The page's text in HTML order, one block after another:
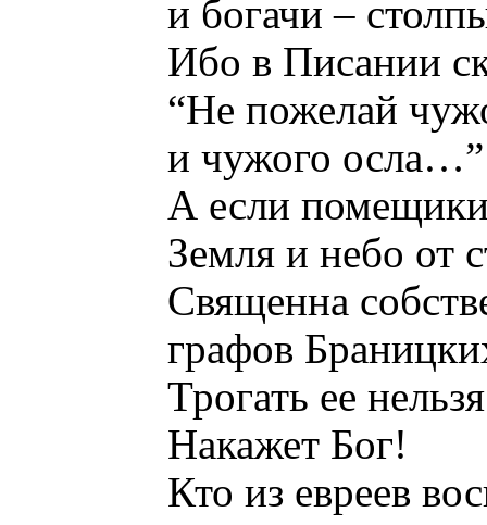
и богачи –
Ибо в Писании
“Не пожелай
и чужого осла…”
А если
Земля и небо от
Священна
графов
Трогать ее
Накажет Бог!
Кто из евреев